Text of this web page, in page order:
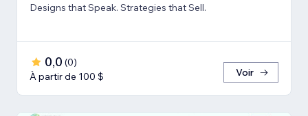
Designs that Speak. Strategies that Sell.
0,0 (0)
À partir de 100 $
Voir